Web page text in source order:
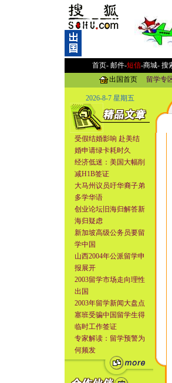
首页- 邮件-短信-商城- 搜
出国首页
留学专
2026-8-7 星期五
受假结婚影响 赴美结
婚申请绿卡耗时久
经济低迷：美国大幅削
减H1B签证
大马州议员吁华裔子弟
多学华语
创业论坛旧海归解答新
海归疑虑
新加坡高级公务员要留
学中国
山西2004年公派留学申
报展开
2003留学市场走向理性
出国
2003年留学新闻大盘点
塞班受骗中国留学生得
临时工作签证
专家解读：留学预警为
何频发